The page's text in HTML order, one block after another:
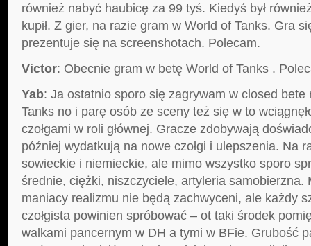
również nabyć haubicę za 99 tyś. Kiedyś był
kupił. Z gier, na razie gram w World of Tanks. Gra
prezentuje się na screenshotach. Polecam.
Victor: Obecnie gram w betę World of Tanks .
Yab: Ja ostatnio sporo się zagrywam w closed bete
Tanks no i parę osób ze sceny też się w to
czołgami w roli głównej. Gracze zdobywają
później wydatkują na nowe czołgi i ulepszenia. Na
sowieckie i niemieckie, ale mimo wszystko sporo
średnie, ciężki, niszczyciele, artyleria samobierzna.
maniacy realizmu nie będą zachwyceni, ale każdy
czołgista powinien spróbować – ot taki środek
walkami pancernym w DH a tymi w BFie. Grubość